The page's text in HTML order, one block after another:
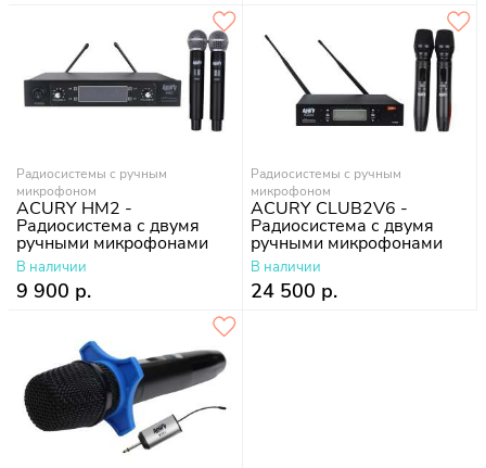
Радиосистемы с ручным
микрофоном
ACURY HM2 -
Радиосистема с двумя
ручными микрофонами
В наличии
9 900 р.
Радиосистемы с ручным
микрофоном
ACURY CLUB2V6 -
Радиосистема с двумя
ручными микрофонами
В наличии
24 500 р.